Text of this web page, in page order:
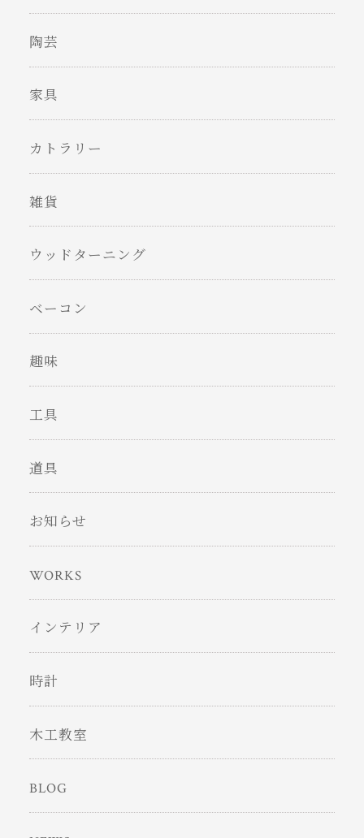
陶芸
家具
カトラリー
雑貨
ウッドターニング
ベーコン
趣味
工具
道具
お知らせ
WORKS
インテリア
時計
木工教室
BLOG